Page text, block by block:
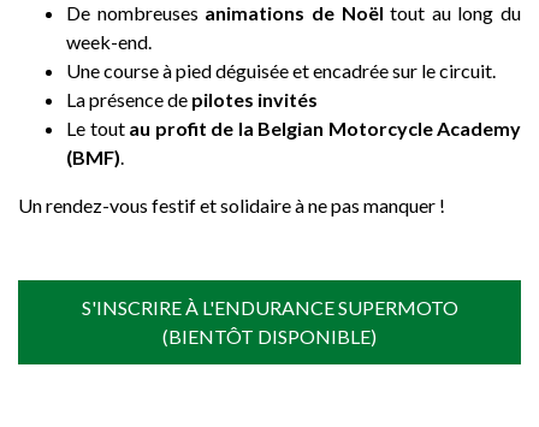
De nombreuses animations de Noël tout au long du
week-end.
Une course à pied déguisée et encadrée sur le circuit.
La présence de pilotes invités
Le tout au profit de la Belgian Motorcycle Academy
(BMF).
Un rendez-vous festif et solidaire à ne pas manquer !
S'INSCRIRE À L'ENDURANCE SUPERMOTO
(BIENTÔT DISPONIBLE)